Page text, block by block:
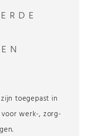
toegepast in
werk-, zorg-